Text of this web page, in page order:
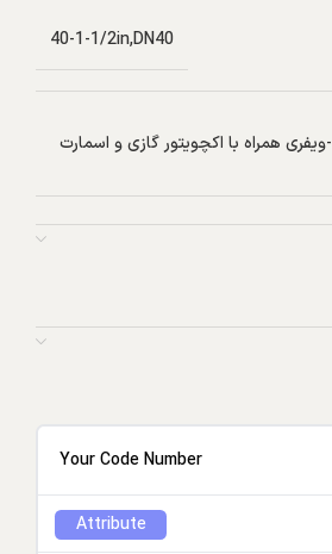
40-1-1/2in,DN40
ویفری همراه با اکچویتور گازی و اسمارت
Your Code Number
Attribute